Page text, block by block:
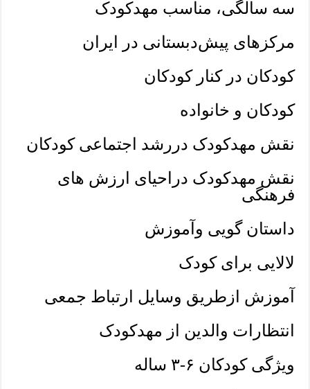
سه سالگی، مناسب مهدکودک
مرکزهای پیش‌دبستانی در ایران
کودکان در کنار کودکان
کودکان و خانواده
نقش مهدکودک دررشد اجتماعی کودکان
نقش مهدکودک دراحیای ارزش های
فرهنگی
داستان گویی وآموزش
لالایی برای کودک
آموزش ازطریق وسایل ارتباط جمعی
انتظارات والدین از مهدکودک
ویژگی کودکان ۶-۳ ساله